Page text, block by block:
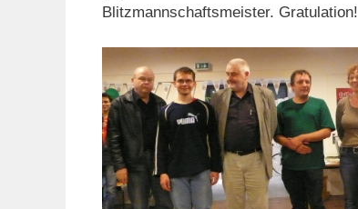
Blitzmannschaftsmeister. Gratulation!